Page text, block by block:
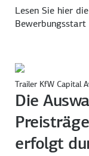
Lesen Sie hier die
Trailer KfW Capital
Die
erfolgt